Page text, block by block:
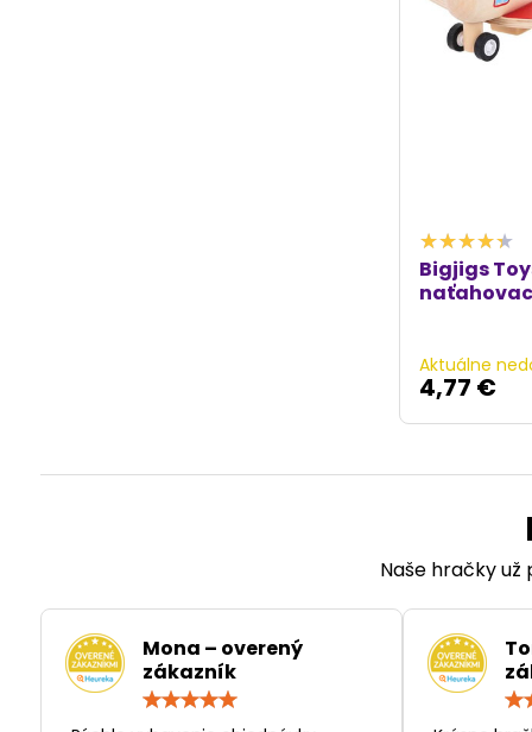
Bigjigs
Aktuálne
4,77 €
Naše hračky
Mona – overený
zákazník